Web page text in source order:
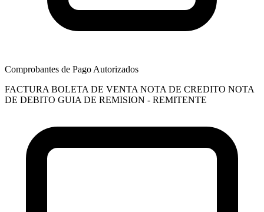
Comprobantes de Pago Autorizados
FACTURA BOLETA DE VENTA NOTA DE CREDITO NOTA
DE DEBITO GUIA DE REMISION - REMITENTE